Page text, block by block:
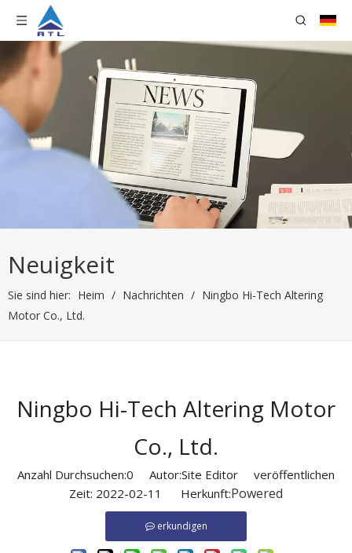
Neuigkeit
Sie sind hier: Heim / Nachrichten / Ningbo Hi-Tech Altering
Motor Co., Ltd.
Ningbo Hi-Tech Altering Motor
Co., Ltd.
Anzahl Durchsuchen:0 Autor:Site Editor veröffentlichen
Zeit: 2022-02-11 Herkunft:Powered
erkundigen